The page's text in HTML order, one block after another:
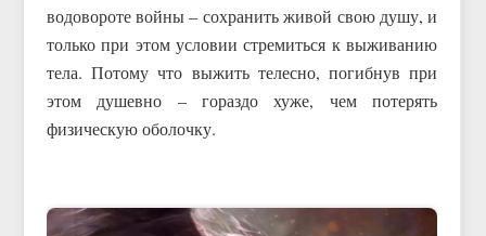
водовороте войны – сохранить живой свою душу, и
только при этом условии стремиться к выживанию
тела. Потому что выжить телесно, погибнув при
этом душевно – гораздо хуже, чем потерять
физическую оболочку.